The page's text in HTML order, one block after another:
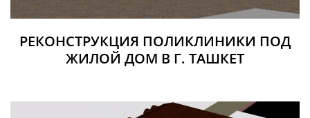
РЕКОНСТРУКЦИЯ ПОЛИКЛИНИКИ ПОД
ЖИЛОЙ ДОМ В Г. ТАШКЕТ